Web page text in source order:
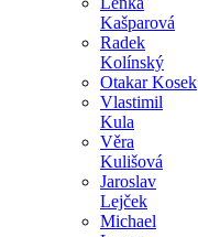
Kašparová
Radek
Kolínský
Otakar Kosek
Vlastimil
Kula
Věra
Kulišová
Jaroslav
Lejček
Michael